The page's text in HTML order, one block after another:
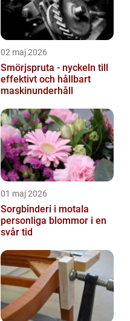
02 maj 2026
Smörjspruta - nyckeln till
effektivt och hållbart
maskinunderhåll
01 maj 2026
Sorgbinderi i motala
personliga blommor i en
svår tid